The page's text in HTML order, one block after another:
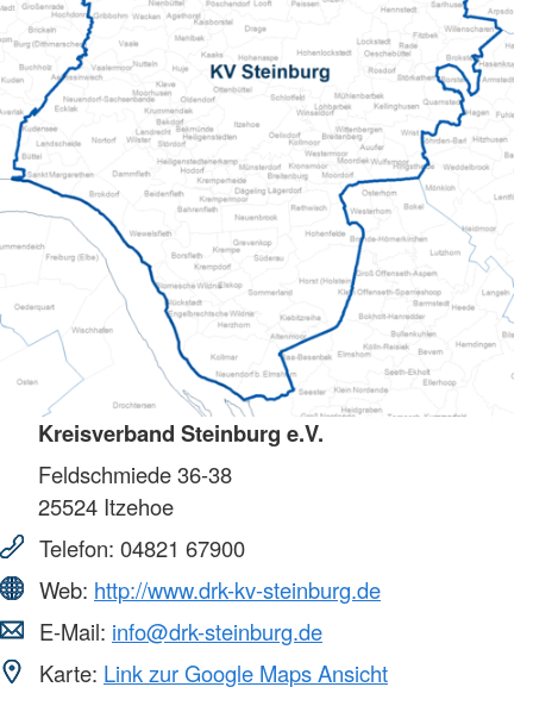
Kreisverband Steinburg e.V.
Feldschmiede 36-38
25524 Itzehoe
Telefon: 04821 67900
Web: http://www.drk-kv-steinburg.de
E-Mail: info@drk-steinburg.de
Karte: Link zur Google Maps Ansicht